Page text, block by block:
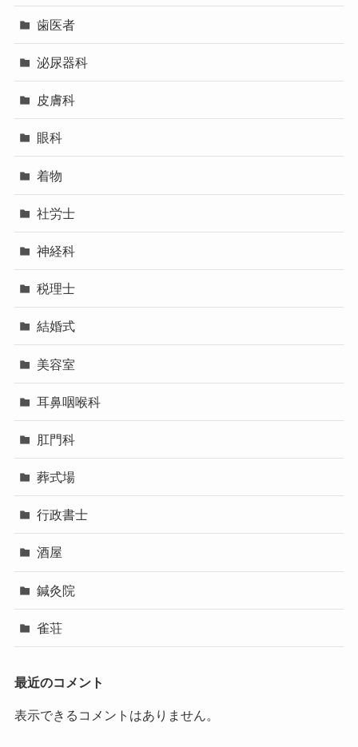
歯医者
泌尿器科
皮膚科
眼科
着物
社労士
神経科
税理士
結婚式
美容室
耳鼻咽喉科
肛門科
葬式場
行政書士
酒屋
鍼灸院
雀荘
最近のコメント
表示できるコメントはありません。